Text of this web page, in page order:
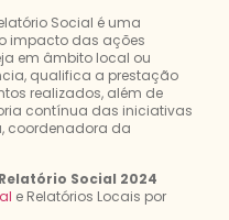
Social é uma
impacto das ações
em âmbito local ou
qualifica a prestação
realizados, além de
contínua das iniciativas
coordenadora da
Social 2024
e Relatórios Locais por